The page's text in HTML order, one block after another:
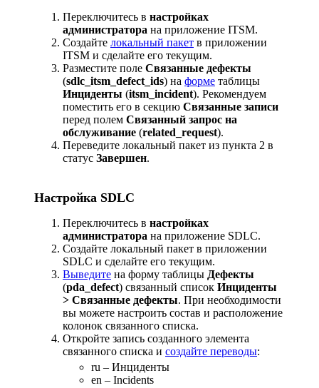
Переключитеcь в настройках
администратора на приложение ITSM.
Создайте локальный пакет в приложении
ITSM и сделайте его текущим.
Разместите поле Связанные дефекты
(sdlc_itsm_defect_ids) на форме таблицы
Инциденты (itsm_incident). Рекомендуем
поместить его в секцию Связанные записи
перед полем Связанный запрос на
обслуживание (related_request).
Переведите локальный пакет из пункта 2 в
статус Завершен.
Настройка SDLC
Переключитеcь в настройках
администратора на приложение SDLC.
Создайте локальный пакет в приложении
SDLC и сделайте его текущим.
Выведите на форму таблицы Дефекты
(pda_defect) связанный список Инциденты
> Связанные дефекты. При необходимости
вы можете настроить состав и расположение
колонок связанного списка.
Откройте запись созданного элемента
связанного списка и создайте переводы:
ru – Инциденты
en – Incidents